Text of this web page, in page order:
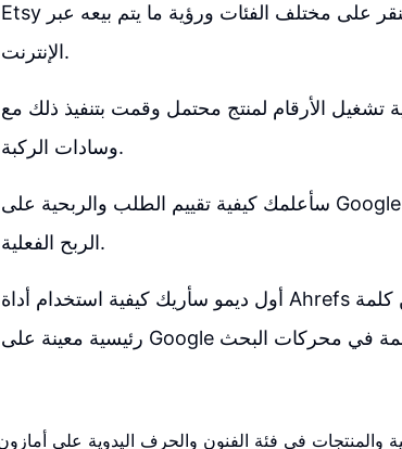
Etsy هو مكان رائع آخر للبحث، حيث يمكنك النقر على مختلف الفئات ورؤية ما يتم بيعه عبر
الإنترنت.
تشغيل الأرقام لمنتج محتمل وقمت بتنفيذ ذلك مع
وسادات الركبة.
سأعلمك كيفية تقييم الطلب والربحية على Google وأمازون وكيفية مقارنة الأسعار لمعرفة كمية
الربح الفعلية.
أول ديمو سأريك كيفية استخدام أداة Ahrefs التي ستظهر لك عدد الأشخاص الذين يبحثون عن كلمة